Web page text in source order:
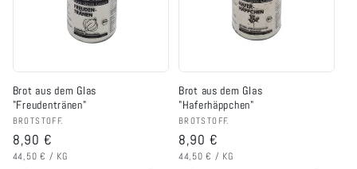
Brot aus dem Glas
"Freudentränen"
Anbieter:
BROTSTOFF.
Normaler
Preis
8,90 €
GRUNDPREIS
44,50 € / PRO
KG
Brot aus dem Glas
"Haferhäppchen"
Anbieter:
BROTSTOFF.
Normaler
Preis
8,90 €
GRUNDPREIS
44,50 € / PRO
KG